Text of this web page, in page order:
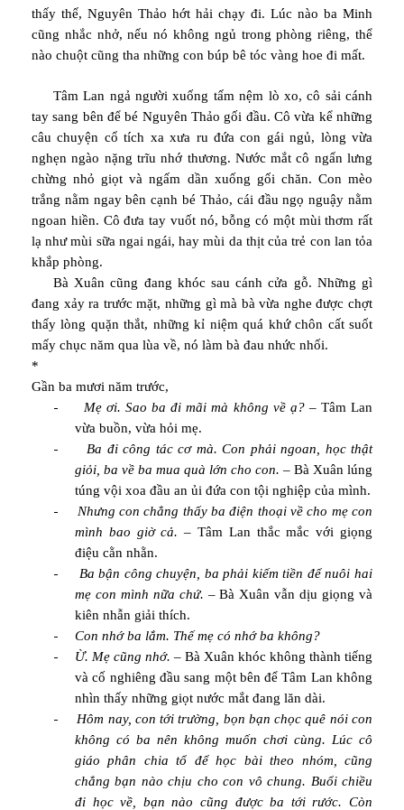
thấy thế, Nguyên Thảo hớt hải chạy đi. Lúc nào ba Minh
cũng nhắc nhở, nếu nó không ngủ trong phòng riêng, thể
nào chuột cũng tha những con búp bê tóc vàng hoe đi mất.
Tâm Lan ngả người xuống tấm nệm lò xo, cô sải cánh
tay sang bên để bé Nguyên Thảo gối đầu. Cô vừa kể những
câu chuyện cổ tích xa xưa ru đứa con gái ngủ, lòng vừa
nghẹn ngào nặng trĩu nhớ thương. Nước mắt cô ngấn lưng
chừng nhỏ giọt và ngấm dần xuống gối chăn. Con mèo
trắng nằm ngay bên cạnh bé Thảo, cái đầu ngọ nguậy nằm
ngoan hiền. Cô đưa tay vuốt nó, bỗng có một mùi thơm rất
lạ như mùi sữa ngai ngái, hay mùi da thịt của trẻ con lan tỏa
khắp phòng.
Bà Xuân cũng đang khóc sau cánh cửa gỗ. Những gì
đang xảy ra trước mặt, những gì mà bà vừa nghe được chợt
thấy lòng quặn thắt, những kỉ niệm quá khứ chôn cất suốt
mấy chục năm qua lùa về, nó làm bà đau nhức nhối.
*
Gần ba mươi năm trước,
- Mẹ ơi. Sao ba đi mãi mà không về ạ?– Tâm Lan
vừa buồn, vừa hỏi mẹ.
-
Ba đi công tác cơ mà. Con phải ngoan, học thật
giỏi, ba về ba mua quà lớn cho con. – Bà Xuân lúng
túng vội xoa đầu an ủi đứa con tội nghiệp của mình.
-
Nhưng con chẳng thấy ba điện thoại về cho mẹ con
mình bao giờ cả. – Tâm Lan thắc mắc với giọng
điệu cằn nhằn.
-
Ba bận công chuyện, ba phải kiếm tiền để nuôi hai
mẹ con mình nữa chứ. – Bà Xuân vẫn dịu giọng và
kiên nhẫn giải thích.
- Con nhớ ba lắm. Thế mẹ có nhớ ba không?
- Ừ. Mẹ cũng nhớ. – Bà Xuân khóc không thành tiếng
và cố nghiêng đầu sang một bên để Tâm Lan không
nhìn thấy những giọt nước mắt đang lăn dài.
-
Hôm nay, con tới trường, bọn bạn chọc quê nói con
không có ba nên không muốn chơi cùng. Lúc cô
giáo phân chia tổ để học bài theo nhóm, cũng
chẳng bạn nào chịu cho con vô chung. Buổi chiều
đi học về, bạn nào cũng được ba tới rước. Còn